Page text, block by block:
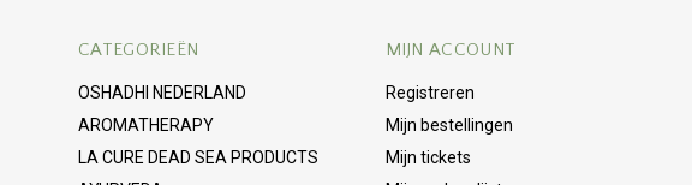
CATEGORIEËN
OSHADHI NEDERLAND
AROMATHERAPY
LA CURE DEAD SEA PRODUCTS
MIJN ACCOUNT
Registreren
Mijn bestellingen
Mijn tickets